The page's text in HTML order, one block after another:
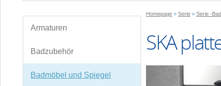
Armaturen
Badzubehör
Badmöbel und Spiegel
Homepage » Serie » Serie -
SKA